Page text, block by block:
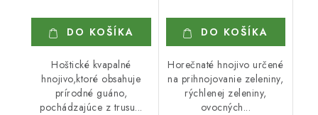
DO KOŠÍKA
Hoštické kvapalné
hnojivo,ktoré obsahuje
prírodné guáno,
pochádzajúce z trusu...
DO KOŠÍKA
Horečnaté hnojivo určené
na prihnojovanie zeleniny,
rýchlenej zeleniny,
ovocných...